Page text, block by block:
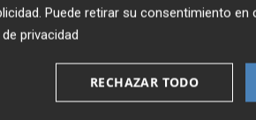
milicia del partido chií, y Estados
del cese de hostilidades en
. Puede retirar su consentimiento en
privacidad
RECHAZAR TODO